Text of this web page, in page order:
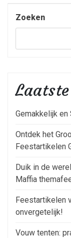
Zoeken
Gemakkelijk
Ontdek het
Feestartikelen
Duik in de
Maffia
Feestartikelen
onvergetelijk!
Vouw tenten: